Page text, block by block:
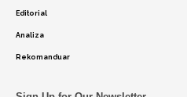
Editorial
Analiza
Rekomanduar